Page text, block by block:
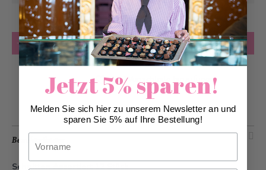
Anzahl in den Warenkorb
Zur Wunschliste hinzufügen
Beschreibung
Schnitten Assortiert 12 Stück
Jetzt 5% sparen!
Melden Sie sich hier zu unserem Newsletter an und
sparen Sie 5% auf Ihre Bestellung!